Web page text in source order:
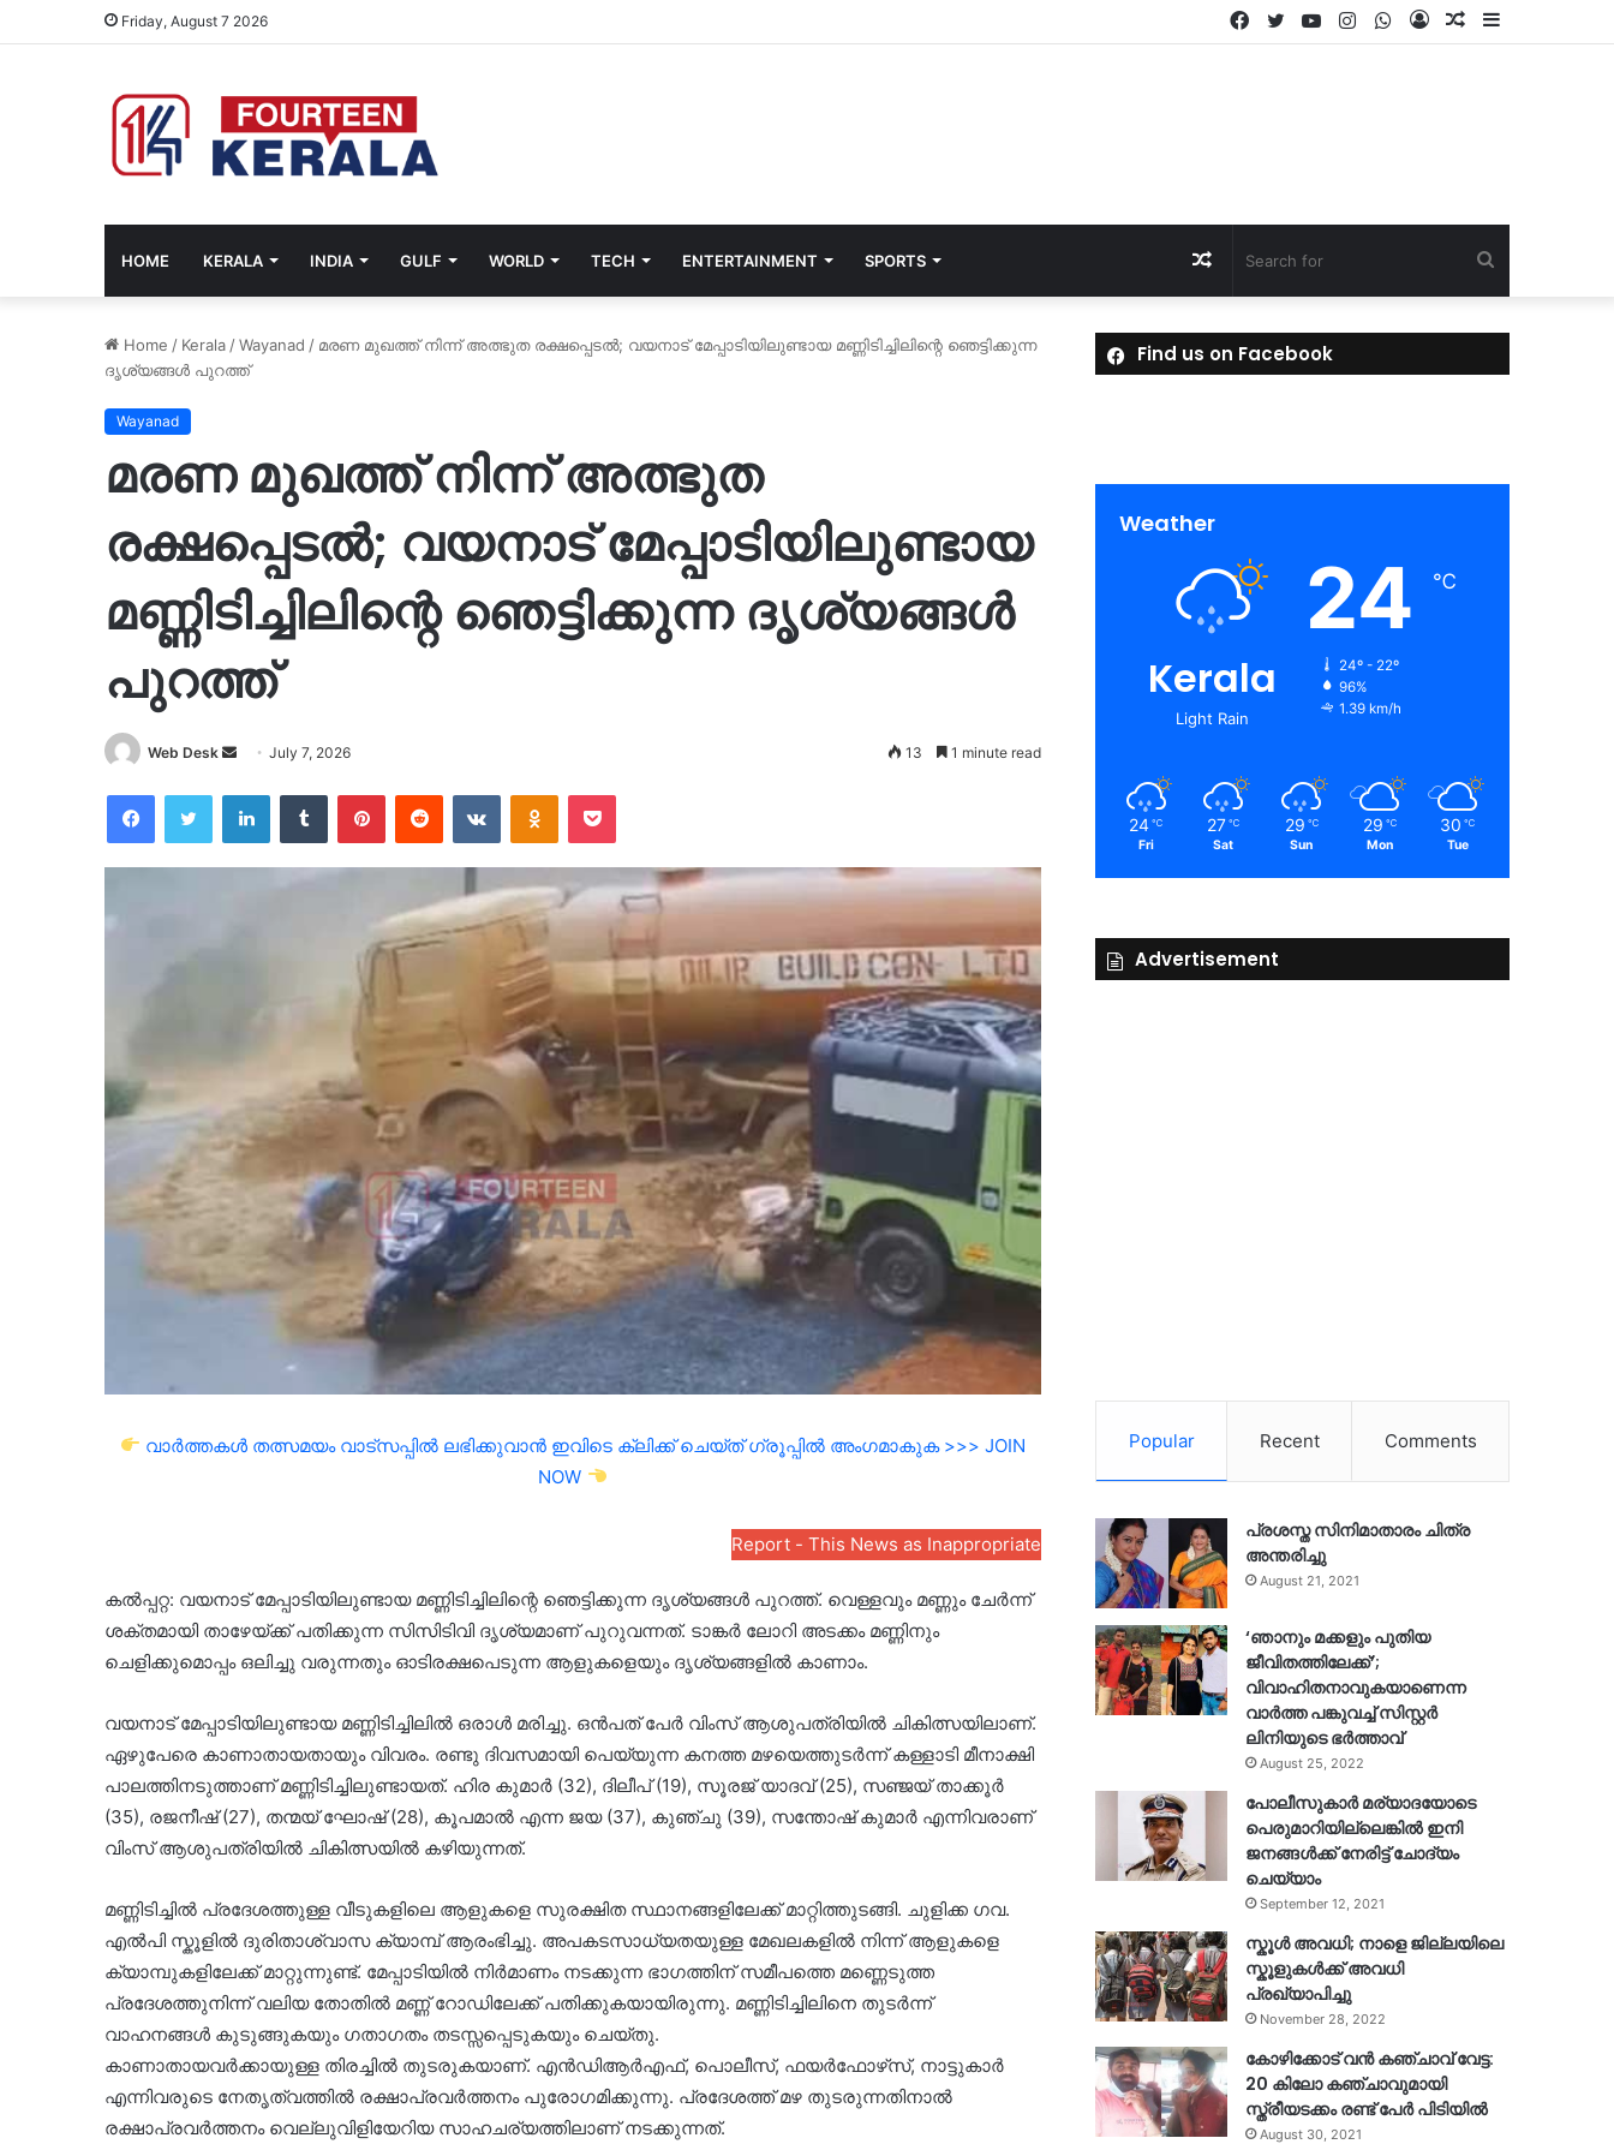
Friday, August 7 2026 Sidebar
Random
Log
WhatsApp
Instagram
YouTube
Twitter
Facebook
HOME KERALA INDIA GULF WORLD TECH ENTERTAINMENT SPORTS
for
Random
Article
Home / Kerala /Wayanad / മരണ മുഖത്ത് നിന്ന് അത്ഭുത രക്ഷപ്പെടൽ; വയനാട് മേപ്പാടിയിലുണ്ടായ മണ്ണിടിച്ചിലിന്റെ ഞെട്ടിക്കുന്ന
ദൃശ്യങ്ങൾ പുറത്ത്
Wayanad
മരണ മുഖത്ത് നിന്ന് അത്ഭുത
രക്ഷപ്പെടൽ; വയനാട് മേപ്പാടിയിലുണ്ടായ
മണ്ണിടിച്ചിലിന്റെ ഞെട്ടിക്കുന്ന ദൃശ്യങ്ങൾ
പുറത്ത്
Web Desk
Send
email
July 7, 2026 13 1 minute read
FacebookTwitter LinkedInTumblr PinterestReddit VKontakteOdnoklassniki
Pocket
വാർത്തകൾ തത്സമയം വാട്സപ്പിൽ ലഭിക്കുവാൻ ഇവിടെ ക്ലിക്ക് ചെയ്ത് ഗ്രൂപ്പിൽ അംഗമാകുക >>> JOIN
NOW
Report - This News as Inappropriate
കൽപ്പറ്റ: വയനാട് മേപ്പാടിയിലുണ്ടായ മണ്ണിടിച്ചിലിന്റെ ഞെട്ടിക്കുന്ന ദൃശ്യങ്ങൾ പുറത്ത്. വെള്ളവും മണ്ണും ചേർന്ന്
ശക്തമായി താഴേയ്ക്ക് പതിക്കുന്ന സിസിടിവി ദൃശ്യമാണ് പുറുവന്നത്. ടാങ്കർ ലോറി അടക്കം മണ്ണിനും
ചെളിക്കുമൊപ്പം ഒലിച്ചു വരുന്നതും ഓടിരക്ഷപെടുന്ന ആളുകളെയും ദൃശ്യങ്ങളിൽ കാണാം.
വയനാട് മേപ്പാടിയിലുണ്ടായ മണ്ണിടിച്ചിലിൽ ഒരാൾ മരിച്ചു. ഒന്‍പത് പേർ വിംസ് ആശുപത്രിയിൽ ചികിത്സയിലാണ്.
ഏഴുപേരെ കാണാതായതായും വിവരം. രണ്ടു ദിവസമായി പെയ്യുന്ന കനത്ത മഴയെത്തുടർന്ന് കള്ളാടി മീനാക്ഷി
പാലത്തിനടുത്താണ് മണ്ണിടിച്ചിലുണ്ടായത്. ഹിര കുമാർ (32), ദിലീപ് (19), സൂരജ് യാദവ് (25), സഞ്ജയ് താക്കൂർ
(35), രജനീഷ് (27), തന്മയ് ഘോഷ് (28), കൂപമാൽ എന്ന ജയ (37), കുഞ്ചു (39), സന്തോഷ് കുമാർ എന്നിവരാണ്
വിംസ് ആശുപത്രിയിൽ ചികിത്സയിൽ കഴിയുന്നത്.
മണ്ണിടിച്ചിൽ പ്രദേശത്തുള്ള വീടുകളിലെ ആളുകളെ സുരക്ഷിത സ്ഥാനങ്ങളിലേക്ക് മാറ്റിത്തുടങ്ങി. ചുളിക്ക ഗവ.
എൽപി സ്കൂളിൽ ദുരിതാശ്വാസ ക്യാമ്പ് ആരംഭിച്ചു. അപകടസാധ്യതയുള്ള മേഖലകളിൽ നിന്ന് ആളുകളെ
ക്യാമ്പുകളിലേക്ക് മാറ്റുന്നുണ്ട്. മേപ്പാടിയില്‍ നിർമാണം നടക്കുന്ന ഭാഗത്തിന് സമീപത്തെ മണ്ണെടുത്ത
പ്രദേശത്തുനിന്ന് വലിയ തോതിൽ മണ്ണ് റോഡിലേക്ക് പതിക്കുകയായിരുന്നു. മണ്ണിടിച്ചിലിനെ തുടർന്ന്
വാഹനങ്ങൾ കുടുങ്ങുകയും ഗതാഗതം തടസ്സപ്പെടുകയും ചെയ്തു.
കാണാതായവർക്കായുള്ള തിരച്ചിൽ തുടരുകയാണ്. എൻഡിആർഎഫ്, പൊലീസ്, ഫയർഫോഴ്‌സ്, നാട്ടുകാർ
എന്നിവരുടെ നേതൃത്വത്തിൽ രക്ഷാപ്രവർത്തനം പുരോഗമിക്കുന്നു. പ്രദേശത്ത് മഴ തുടരുന്നതിനാൽ
രക്ഷാപ്രവർത്തനം വെല്ലുവിളിയേറിയ സാഹചര്യത്തിലാണ് നടക്കുന്നത്.
Find us on Facebook
Weather
Kerala
Light Rain
24 ℃
24º - 22º
96%
1.39 km/h
24 ℃
Fri
27 ℃
Sat
29 ℃
Sun
29 ℃
Mon
30 ℃
Tue
Advertisement
Popular Recent Comments
പ്രശസ്ത സിനിമാതാരം ചിത്ര
അന്തരിച്ചു
August 21, 2021
‘ഞാനും മക്കളും പുതിയ
ജീവിതത്തിലേക്ക്’;
വിവാഹിതനാവുകയാണെന്ന
വാർത്ത പങ്കുവച്ച് സിസ്റ്റർ
ലിനിയുടെ ഭർത്താവ്
August 25, 2022
പോലീസുകാര്‍ മര്യാദയോടെ
പെരുമാറിയില്ലെങ്കില്‍ ഇനി
ജനങ്ങള്‍ക്ക് നേരിട്ട് ചോദ്യം
ചെയ്യാം
September 12, 2021
സ്കൂൾ അവധി; നാളെ ജില്ലയിലെ
സ്കൂളുകൾക്ക് അവധി
പ്രഖ്യാപിച്ചു
November 28, 2022
കോഴിക്കോട് വൻ കഞ്ചാവ് വേട്ട:
20 കിലോ കഞ്ചാവുമായി
സ്ത്രീയടക്കം രണ്ട് പേർ പിടിയിൽ
August 30, 2021